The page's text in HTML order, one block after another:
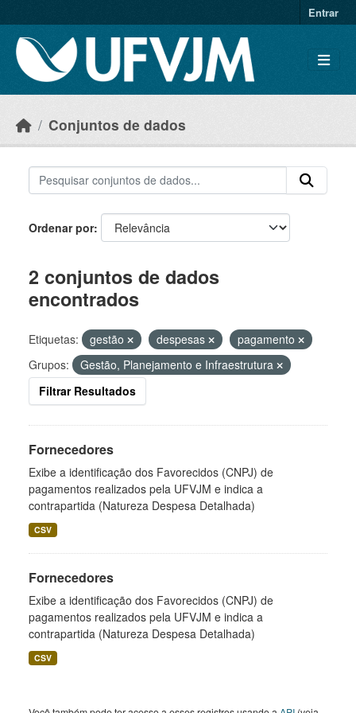
Entrar
Conjuntos de dados
Ordenar por
2 conjuntos de dados
encontrados
Etiquetas: gestão despesas
pagamento
Grupos:
Gestão, Planejamento e Infraestrutura
Filtrar Resultados
Fornecedores
Exibe a identificação dos Favorecidos (CNPJ) de
pagamentos realizados pela UFVJM e indica a
contrapartida (Natureza Despesa Detalhada)
CSV
Fornecedores
Exibe a identificação dos Favorecidos (CNPJ) de
pagamentos realizados pela UFVJM e indica a
contrapartida (Natureza Despesa Detalhada)
CSV